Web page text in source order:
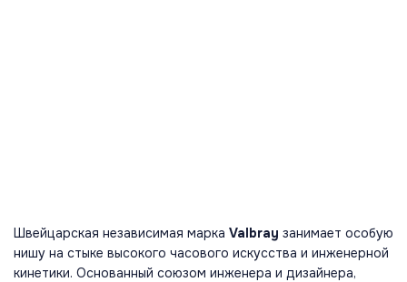
Швейцарская независимая марка Valbray занимает особую
нишу на стыке высокого часового искусства и инженерной
кинетики. Основанный союзом инженера и дизайнера,